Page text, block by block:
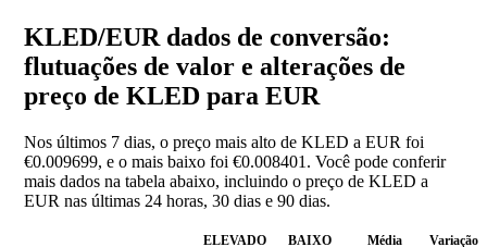
KLED/EUR dados de conversão:
flutuações de valor e alterações de
preço de KLED para EUR
Nos últimos 7 dias, o preço mais alto de KLED a EUR foi
€0.009699, e o mais baixo foi €0.008401. Você pode conferir
mais dados na tabela abaixo, incluindo o preço de KLED a
EUR nas últimas 24 horas, 30 dias e 90 dias.
ELEVADO BAIXO Média
Variação